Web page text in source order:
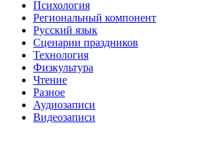
Психология
Региональный компонент
Русский язык
Сценарии праздников
Технология
Физкультура
Чтение
Разное
Аудиозаписи
Видеозаписи